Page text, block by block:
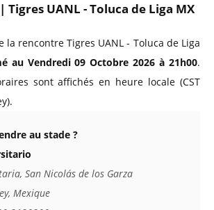
UANL - Toluca de Liga MX
la rencontre Tigres UANL - Toluca de Liga
au Vendredi 09 Octobre 2026 à 21h00.
sont affichés en heure locale (CST
au stade ?
San Nicolás de los Garza
Mexique